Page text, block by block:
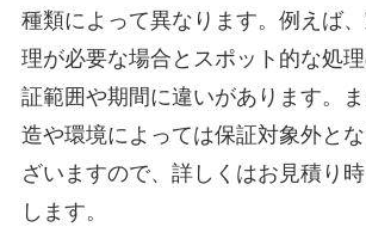
種類によって異なります。例えば
理が必要な場合とスポット的な処
証範囲や期間に違いがあります。
造や環境によっては保証対象外と
ざいますので、詳しくはお見積り
します。